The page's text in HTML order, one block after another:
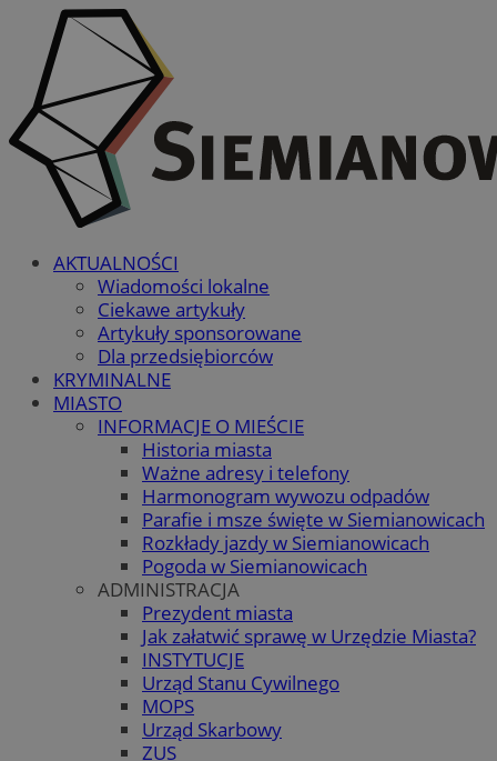
AKTUALNOŚCI
Wiadomości lokalne
Ciekawe artykuły
Artykuły sponsorowane
Dla przedsiębiorców
KRYMINALNE
MIASTO
INFORMACJE O MIEŚCIE
Historia miasta
Ważne adresy i telefony
Harmonogram wywozu odpadów
Parafie i msze święte w Siemianowicach
Rozkłady jazdy w Siemianowicach
Pogoda w Siemianowicach
ADMINISTRACJA
Prezydent miasta
Jak załatwić sprawę w Urzędzie Miasta?
INSTYTUCJE
Urząd Stanu Cywilnego
MOPS
Urząd Skarbowy
ZUS